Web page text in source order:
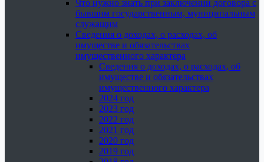
Что нужно знать при заключении договора с
бывшим государственным, муниципальным
служащим
Сведения о доходах, о расходах, об
имуществе и обязательствах
имущественного характера
Сведения о доходах, о расходах, об
имуществе и обязательствах
имущественного характера
2024 год
2023 год
2022 год
2021 год
2020 год
2019 год